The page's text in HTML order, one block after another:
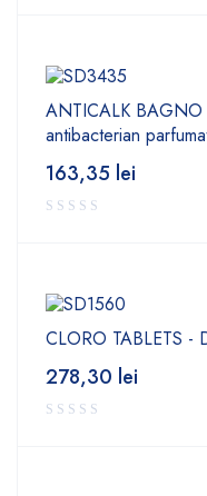
ANTICALK
antibacterian
163,35 lei
CLORO TABLETS -
278,30 lei